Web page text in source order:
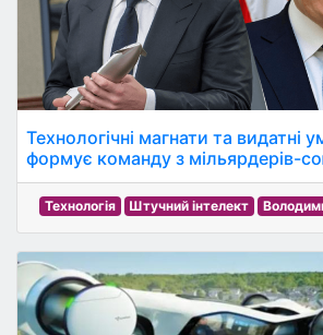
Технологічні магнати та видатні
формує команду з мільярдерів-
Технологія Штучний інтелект